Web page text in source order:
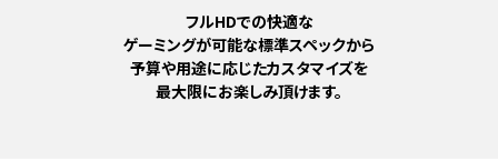
フルHDでの快適な
ゲーミングが可能な標準スペックから
予算や用途に応じたカスタマイズを
最大限にお楽しみ頂けます。